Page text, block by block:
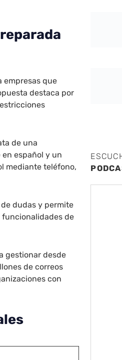
empresas que
destaca por
de una
español y un
mediante teléfono,
dudas y permite
funcionalidades de
gestionar desde
de correos
con